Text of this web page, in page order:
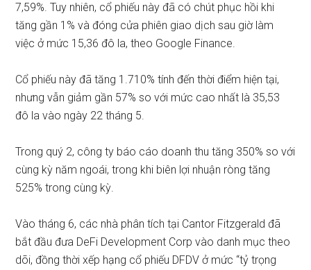
7,59%. Tuy nhiên, cổ phiếu này đã có chút phục hồi khi
tăng gần 1% và đóng cửa phiên giao dịch sau giờ làm
việc ở mức 15,36 đô la, theo Google Finance.
Cổ phiếu này đã tăng 1.710% tính đến thời điểm hiện tại,
nhưng vẫn giảm gần 57% so với mức cao nhất là 35,53
đô la vào ngày 22 tháng 5.
Trong quý 2, công ty báo cáo doanh thu tăng 350% so với
cùng kỳ năm ngoái, trong khi biên lợi nhuận ròng tăng
525% trong cùng kỳ.
Vào tháng 6, các nhà phân tích tại Cantor Fitzgerald đã
bắt đầu đưa DeFi Development Corp vào danh mục theo
dõi, đồng thời xếp hạng cổ phiếu DFDV ở mức “tỷ trọng